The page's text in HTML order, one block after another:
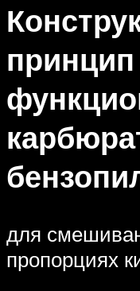
принцип
для
пропорциях